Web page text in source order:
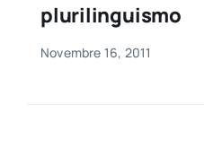
plurilinguismo
Novembre 16, 2011